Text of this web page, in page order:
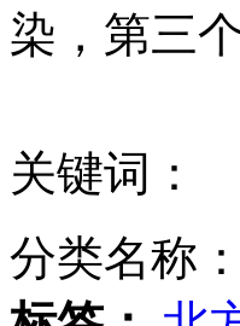
果农卖苹果 2小时收
无痛分娩是否安全
染，第三
关键词：
分类名称：